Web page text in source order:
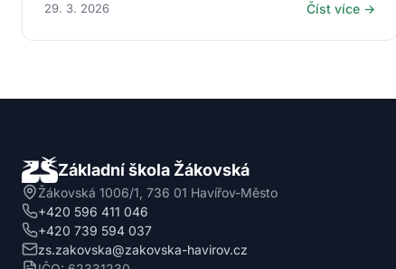
29. 3. 2026 Číst více →
Základní škola Žákovská
Žákovská 1006/1, 736 01 Havířov-Město
+420 596 411 046
+420 739 594 037
zs.zakovska@zakovska-havirov.cz